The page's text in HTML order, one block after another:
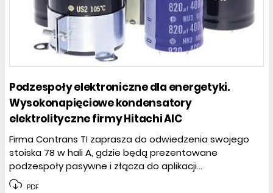
Podzespoły elektroniczne dla energetyki.
Wysokonapięciowe kondensatory
elektrolityczne firmy Hitachi AIC
Firma Contrans TI zaprasza do odwiedzenia swojego
stoiska 78 w hali A, gdzie będą prezentowane
podzespoły pasywne i złącza do aplikacji...
PDF